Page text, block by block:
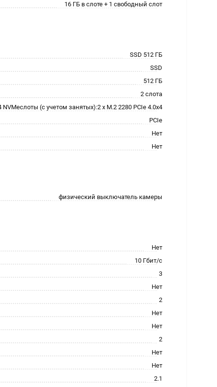
16 ГБ в слоте + 1 свободный слот
SSD 512 ГБ
SSD
512 ГБ
2 слота
NVMeслоты (с учетом занятых):2 x M.2 2280 PCIe 4.0x4
PCIe
Нет
Нет
физический выключатель камеры
Нет
10 Гбит/с
3
Нет
2
Нет
Нет
2
Нет
Нет
2.1